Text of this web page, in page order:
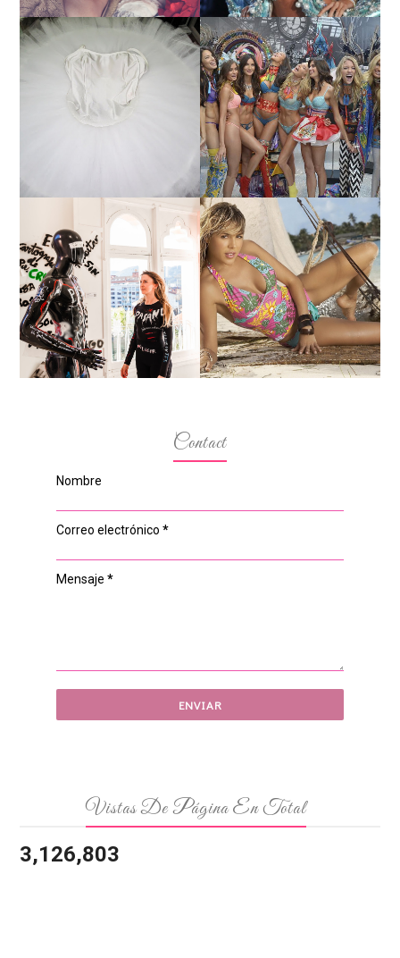
TUTORIAL PARA HACER
UN TUTÚ DE BALLET DE
PLATO CON ARO.
¿QUIERES SABER LA
EDAD Y ALTURA DE LAS
MODELOS VICTORIA'S
SECRET 2017?
MARGA GONZÁLEZ Y
ELIA FERNÁNDEZ
DIALOGAN EN ESPACIO
DEL ANONIMATO, LA
CASA ROSA DE OVIEDO
LA ALTURA DE LAS
MODELOS MAS
BAJITAS
Contact
Nombre
Correo electrónico *
Mensaje *
Vistas De Página En Total
3,126,803